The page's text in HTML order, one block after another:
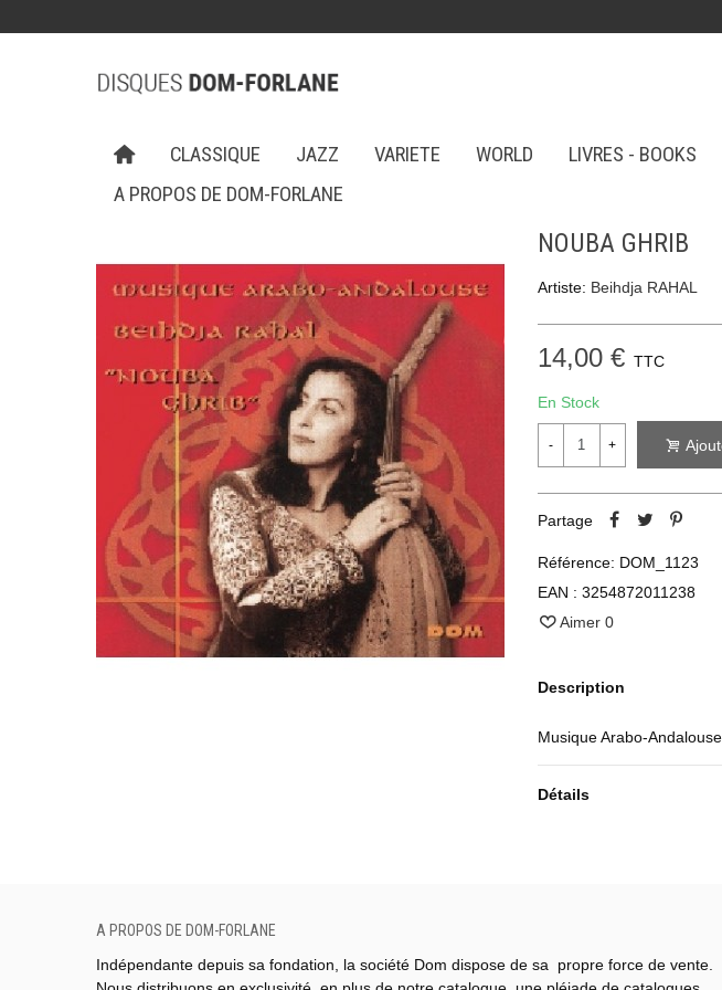
CLASSIQUE JAZZ VARIETE WORLD LIVRES - BOOKS
A PROPOS DE DOM-FORLANE
NOUBA GHRIB
Artiste: Beihdja RAHAL
14,00 € TTC
En Stock
- +
Partage
Référence: DOM_1123
EAN : 3254872011238
Aimer 0
Description
Musique Arabo-Andalouse
Détails
A PROPOS DE DOM-FORLANE
Indépendante depuis sa fondation, la société Dom dispose de sa propre force de vente.